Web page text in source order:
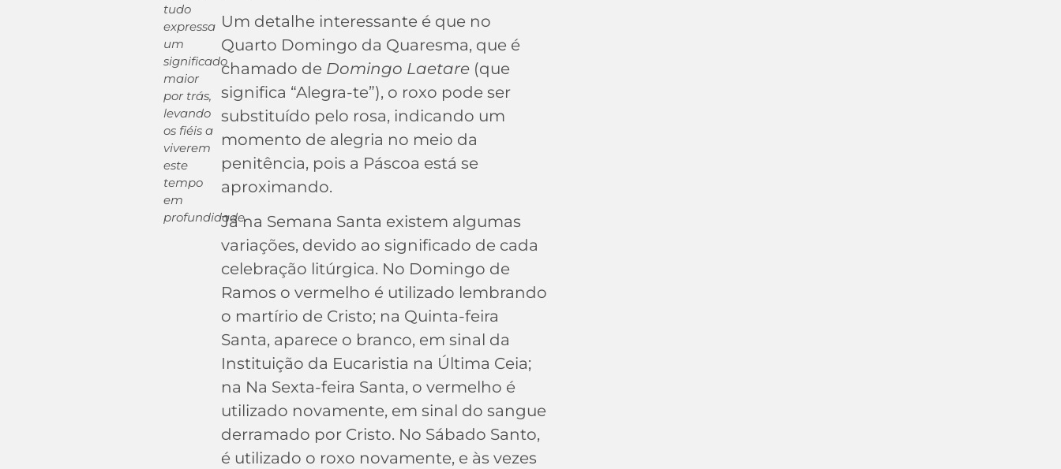
tudo
expressa
um
significado
maior
por trás,
levando
os fiéis a
viverem
este
tempo
em
profundidade.
Um detalhe interessante é que no
Quarto Domingo da Quaresma, que é
chamado de Domingo Laetare(que
significa “Alegra-te”), o roxo pode ser
substituído pelo rosa, indicando um
momento de alegria no meio da
penitência, pois a Páscoa está se
aproximando.
Já na Semana Santa existem algumas
variações, devido ao significado de cada
celebração litúrgica. No Domingo de
Ramos o vermelho é utilizado lembrando
o martírio de Cristo; na Quinta-feira
Santa, aparece o branco, em sinal da
Instituição da Eucaristia na Última Ceia;
na Na Sexta-feira Santa, o vermelho é
utilizado novamente, em sinal do sangue
derramado por Cristo. No Sábado Santo,
é utilizado o roxo novamente, e às vezes